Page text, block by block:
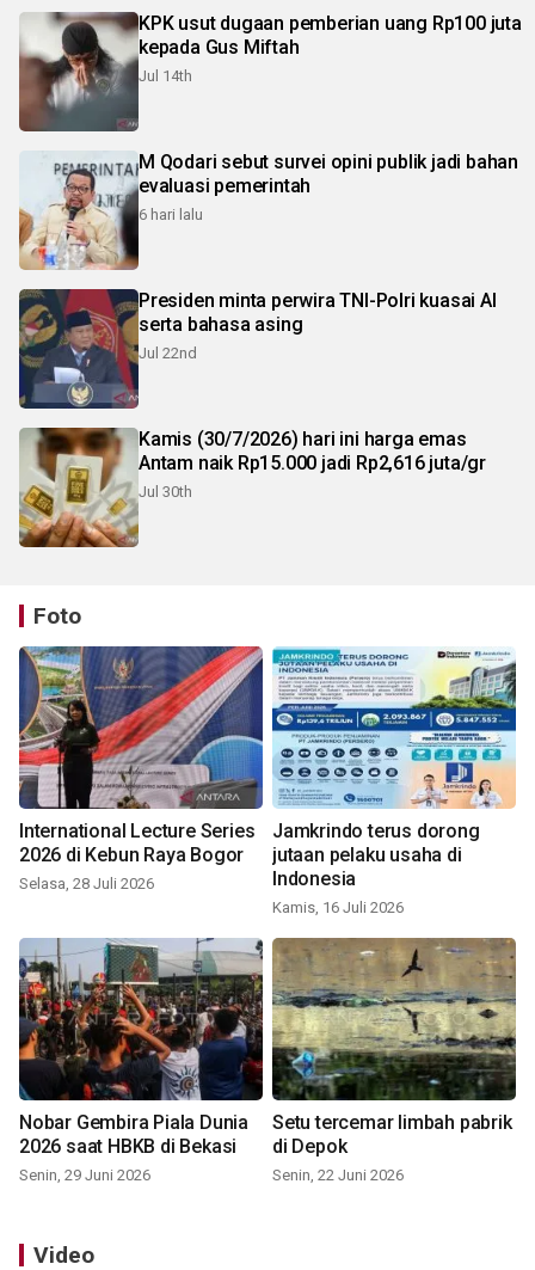
KPK usut dugaan pemberian uang Rp100 juta
kepada Gus Miftah
Jul 14th
M Qodari sebut survei opini publik jadi bahan
evaluasi pemerintah
6 hari lalu
Presiden minta perwira TNI-Polri kuasai AI
serta bahasa asing
Jul 22nd
Kamis (30/7/2026) hari ini harga emas
Antam naik Rp15.000 jadi Rp2,616 juta/gr
Jul 30th
Foto
International Lecture Series
2026 di Kebun Raya Bogor
Selasa, 28 Juli 2026
Jamkrindo terus dorong
jutaan pelaku usaha di
Indonesia
Kamis, 16 Juli 2026
Nobar Gembira Piala Dunia
2026 saat HBKB di Bekasi
Senin, 29 Juni 2026
Setu tercemar limbah pabrik
di Depok
Senin, 22 Juni 2026
Video